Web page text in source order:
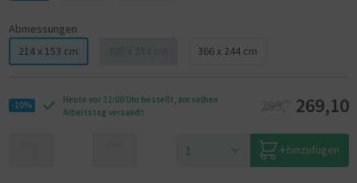
Abmessungen
214 x 153 cm
366 x 244 cm
-10%
Heute vor 12:00 Uhr bestellt, am selben
Arbeitstag versandt
269,10
hinzufügen